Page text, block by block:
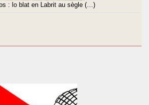
: lo blat en Labrit au sègle (…)